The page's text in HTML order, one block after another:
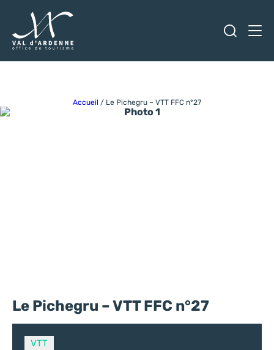
Accueil / Le Pichegru – VTT FFC n°27
Le Pichegru – VTT FFC n°27
Photo 1
VTT